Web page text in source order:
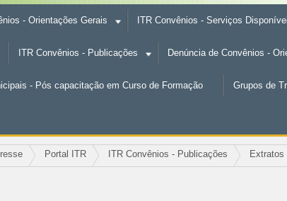
- Orientações Gerais ITR Convênios - Serviços
ITR Convênios - Publicações Denúncia de Convênios -
- Pós capacitação em Curso de Formação Grupos de
Portal ITR ITR Convênios - Publicações Extratos